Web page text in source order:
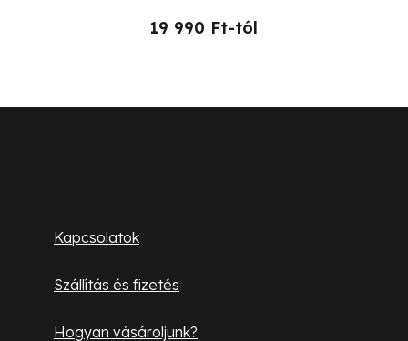
19 990 Ft-tól
Kapcsolatok
Szállítás és fizetés
Hogyan vásároljunk?